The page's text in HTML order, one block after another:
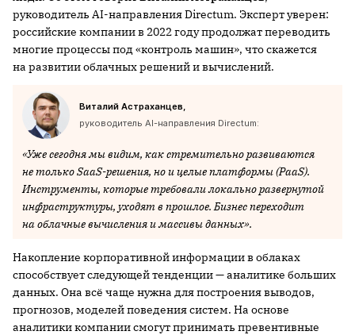
руководитель AI-направления Directum. Эксперт уверен:
российские компании в 2022 году продолжат переводить
многие процессы под «контроль машин», что скажется
на развитии облачных решений и вычислений.
Виталий Астраханцев,
руководитель AI-направления Directum:
«Уже сегодня мы видим, как стремительно развиваются
не только SaaS-решения, но и целые платформы (PaaS).
Инструменты, которые требовали локально развернутой
инфраструктуры, уходят в прошлое. Бизнес переходит
на облачные вычисления и массивы данных».
Накопление корпоративной информации в облаках
способствует следующей тенденции — аналитике больших
данных. Она всё чаще нужна для построения выводов,
прогнозов, моделей поведения систем. На основе
аналитики компании смогут принимать превентивные